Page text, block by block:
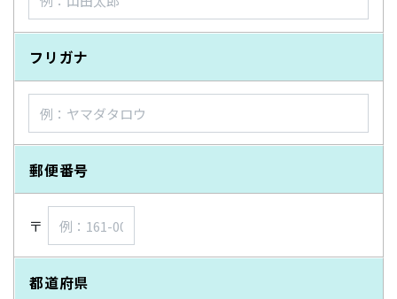
フリガナ
郵便番号
〒
都道府県